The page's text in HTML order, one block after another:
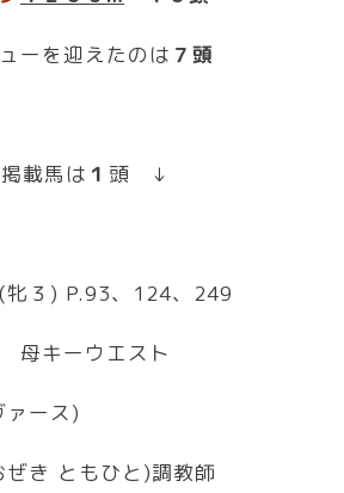
ーを迎えたのは ７頭
載馬は １ 頭 ↓
(牝３) P.93、124、249
母キーウエスト
ース)
き ともひと)調教師